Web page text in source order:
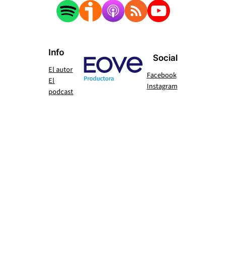
Info
El autor
El
podcast
Social
Facebook
Instagram